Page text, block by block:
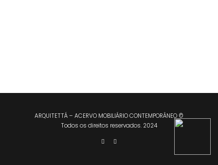
ARQUITETTÁ – ACERVO MOBILIÁRIO CONTEMPORÂNEO ©
Todos os direitos reservados. 2024